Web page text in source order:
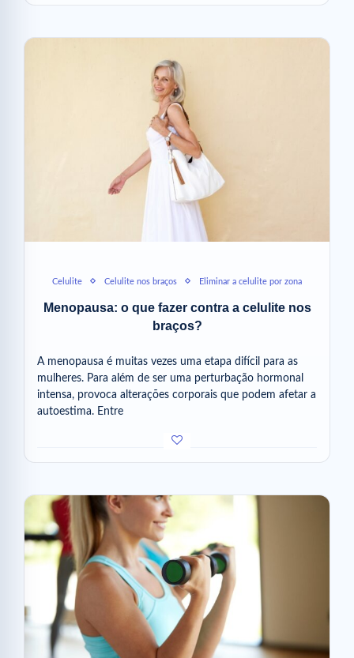
Celulite Celulite nos braços Eliminar a celulite por zona
Menopausa: o que fazer contra a celulite nos
braços?
A menopausa é muitas vezes uma etapa difícil para as
mulheres. Para além de ser uma perturbação hormonal
intensa, provoca alterações corporais que podem afetar a
autoestima. Entre